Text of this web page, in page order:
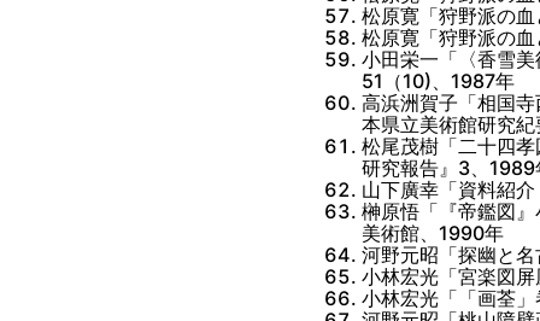
松原寛「狩野派の
松原寛「狩野派の
小田栄一「〈香雪
51（10)、1987年
高浜洲賀子「相国
本県立美術館研究
松尾茂樹「二十四
研究報告』3、1989
山下廣幸「資料紹
榊原悟「『帝鑑図
美術館、1990年
河野元昭「探幽と
小林宏光「宮楽図
小林宏光「「画荃